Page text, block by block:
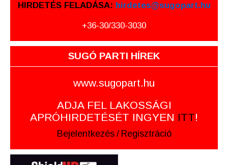
HIRDETÉS FELADÁSA: hirdetes@sugopart.hu
+36-30/330-3030
SUGÓ PARTI HÍREK
www.sugopart.hu
ADJA FEL LAKOSSÁGI
APRÓHIRDETÉSÉT INGYEN ITT!
Bejelentkezés / Regisztráció